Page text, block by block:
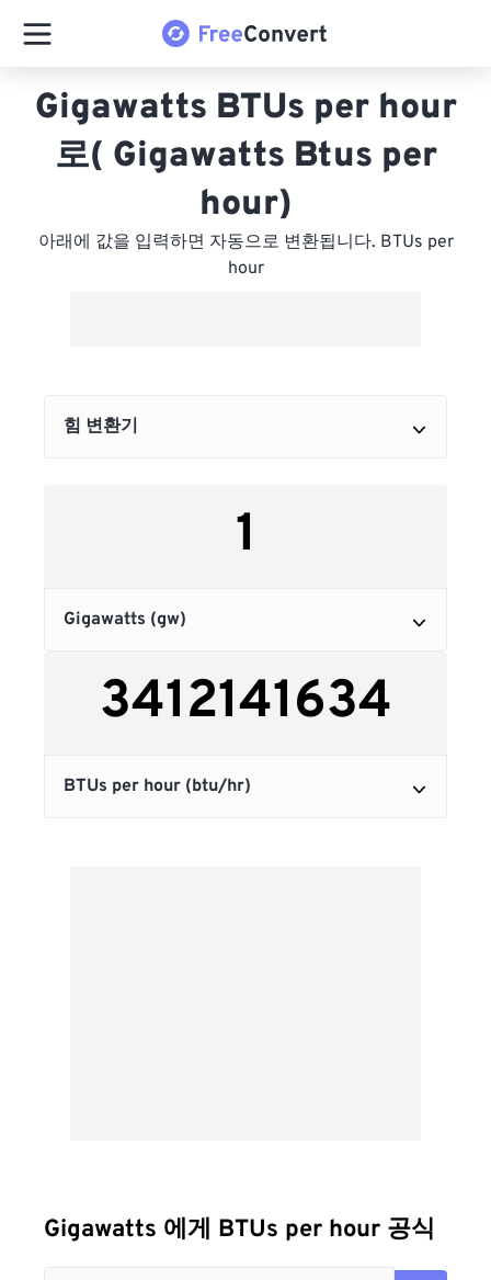
Gigawatts BTUs per hour
로( Gigawatts Btus per
hour)
아래에 값을 입력하면 자동으로 변환됩니다. BTUs per
hour
Gigawatts 에게 BTUs per hour 공식